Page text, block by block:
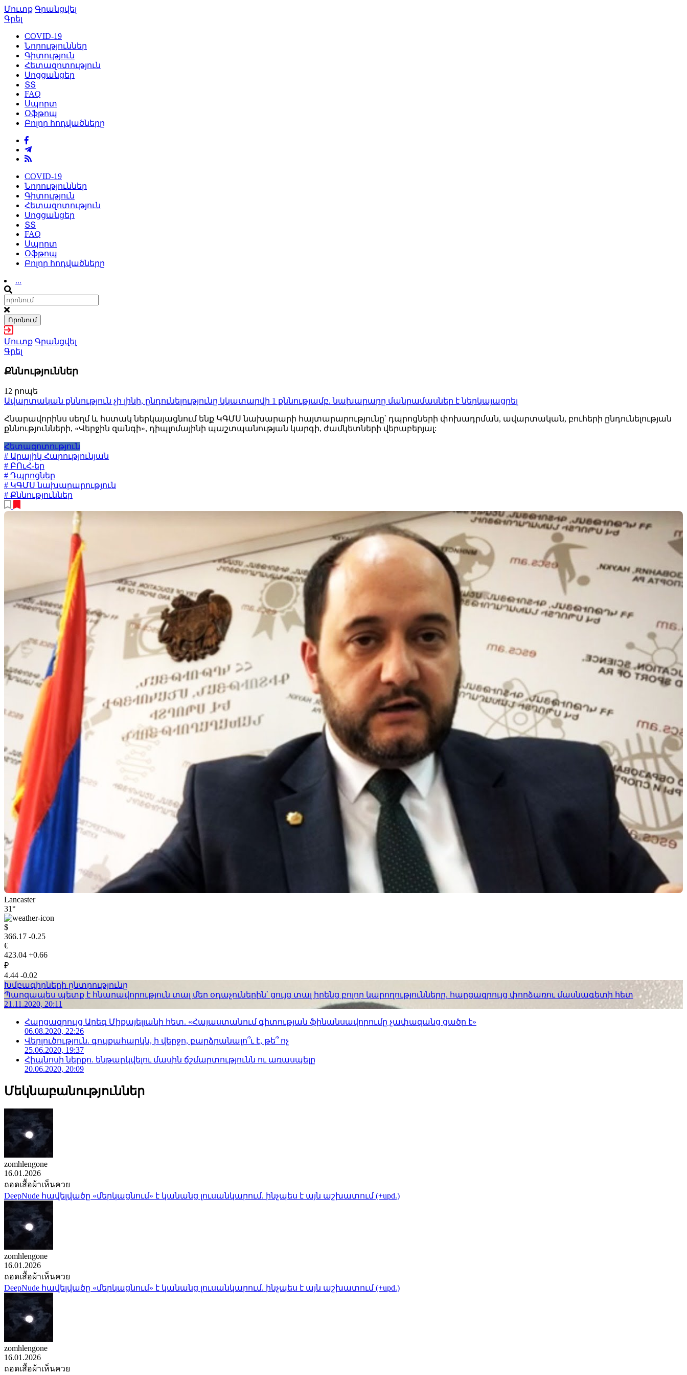
Մուտք Գրանցվել
Գրել
COVID-19
Նորություններ
Գիտություն
Հետազոտություն
Սոցցանցեր
ՏՏ
FAQ
Սպորտ
Օֆթոպ
Բոլոր հոդվածները
COVID-19
Նորություններ
Գիտություն
Հետազոտություն
Սոցցանցեր
ՏՏ
FAQ
Սպորտ
Օֆթոպ
Բոլոր հոդվածները
...
Որոնում
Մուտք Գրանցվել
Գրել
Քննություններ
12 րոպե
Ավարտական քննություն չի լինի, ընդունելությունը կկատարվի 1 քննությամբ. նախարարը մանրամասներ է ներկայացրել
Հնարավորինս սեղմ և հստակ ներկայացնում ենք ԿԳՄՍ նախարարի հայտարարությունը՝ դպրոցների փոխադրման, ավարտական, բուհերի ընդունելության
քննությունների, «Վերջին զանգի», դիպլոմայինի պաշտպանության կարգի, ժամկետների վերաբերյալ:
Հետազոտություն
# Արայիկ Հարությունյան
# ԲՈւՀ-եր
# Դպրոցներ
# ԿԳՄՍ նախարարություն
# Քննություններ
Lancaster
31°
$
366.17 -0.25
€
423.04 +0.66
₽
4.44 -0.02
Խմբագիրների ընտրությունը
Պարզապես պետք է հնարավորություն տալ մեր օդաչուներին՝ ցույց տալ իրենց բոլոր կարողությունները. հարցազրույց փորձառու մասնագետի հետ
21.11.2020, 20:11
Հարցազրույց Արեգ Միքայելյանի հետ. «Հայաստանում գիտության ֆինանսավորումը չափազանց ցածր է»
06.08.2020, 22:26
Վերլուծություն. գույքահարկն, ի վերջո, բարձրանալո՞ւ է, թե՞ ոչ
25.06.2020, 19:37
Հիպնոսի ներքո. ենթարկվելու մասին ճշմարտությունն ու առասպելը
20.06.2020, 20:09
Մեկնաբանություններ
zomhlengone
16.01.2026
ถอดเสื้อผ้าเห็นควย
DeepNude հավելվածը «մերկացնում» է կանանց լուսանկարում. ինչպես է այն աշխատում (+upd.)
zomhlengone
16.01.2026
ถอดเสื้อผ้าเห็นควย
DeepNude հավելվածը «մերկացնում» է կանանց լուսանկարում. ինչպես է այն աշխատում (+upd.)
zomhlengone
16.01.2026
ถอดเสื้อผ้าเห็นควย